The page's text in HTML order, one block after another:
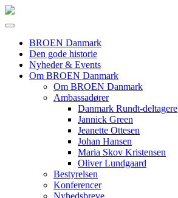
BROEN Danmark
Den gode historie
Nyheder & Events
Om BROEN Danmark
Om BROEN Danmark
Ambassadører
Danmark Rundt-deltagere
Jannick Green
Jeanette Ottesen
Johan Hansen
Maria Skov Kristensen
Oliver Lundgaard
Bestyrelsen
Konferencer
Nyhedsbreve